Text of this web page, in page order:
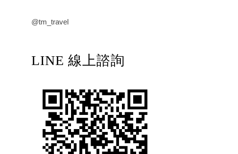
@tm_travel
LINE 線上諮詢